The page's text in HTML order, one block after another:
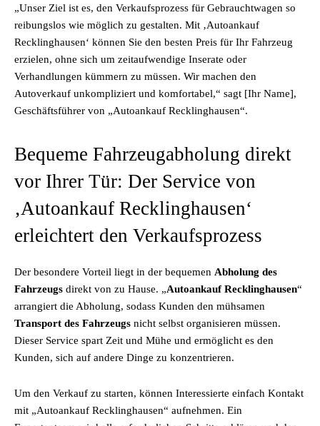
„Unser Ziel ist es, den Verkaufsprozess für Gebrauchtwagen so
reibungslos wie möglich zu gestalten. Mit ‚Autoankauf
Recklinghausen‘ können Sie den besten Preis für Ihr Fahrzeug
erzielen, ohne sich um zeitaufwendige Inserate oder
Verhandlungen kümmern zu müssen. Wir machen den
Autoverkauf unkompliziert und komfortabel,“ sagt [Ihr Name],
Geschäftsführer von „Autoankauf Recklinghausen“.
Bequeme Fahrzeugabholung direkt
vor Ihrer Tür: Der Service von
‚Autoankauf Recklinghausen‘
erleichtert den Verkaufsprozess
Der besondere Vorteil liegt in der bequemen Abholung des
Fahrzeugs direkt von zu Hause. „Autoankauf Recklinghausen“
arrangiert die Abholung, sodass Kunden den mühsamen
Transport des Fahrzeugs nicht selbst organisieren müssen.
Dieser Service spart Zeit und Mühe und ermöglicht es den
Kunden, sich auf andere Dinge zu konzentrieren.
Um den Verkauf zu starten, können Interessierte einfach Kontakt
mit „Autoankauf Recklinghausen“ aufnehmen. Ein